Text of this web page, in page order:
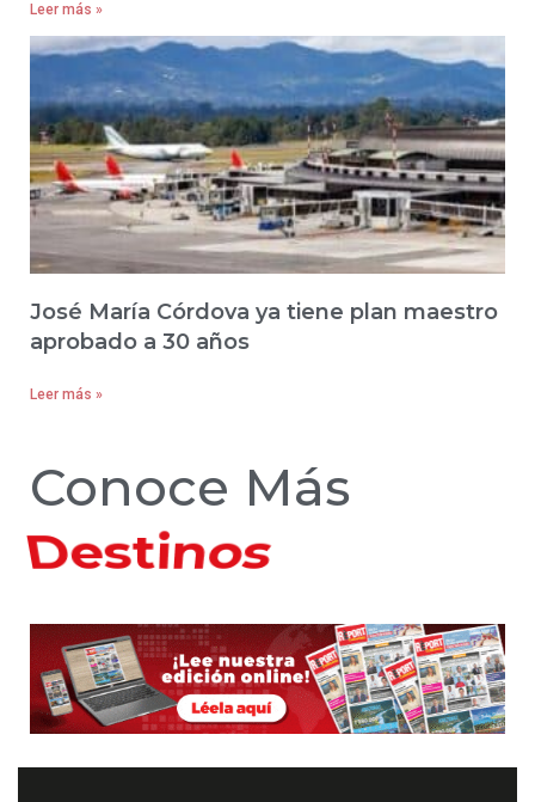
Leer más »
José María Córdova ya tiene plan maestro
aprobado a 30 años
Leer más »
Conoce Más
Hoteles